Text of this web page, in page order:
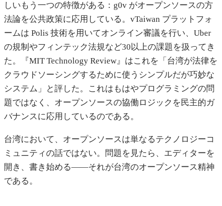
しいもう一つの特徴がある：g0v がオープンソースの方
法論を公共政策に応用している。vTaiwan プラットフォ
ームは Polis 技術を用いてオンライン審議を行い、Uber
の規制やフィンテック法規など30以上の課題を扱ってき
た。『MIT Technology Review』はこれを「台湾が法律を
クラウドソーシングするために使うシンプルだが巧妙な
システム」と評した。これはもはやプログラミングの問
題ではなく、オープンソースの協働ロジックを民主的ガ
バナンスに応用しているのである。
台湾において、オープンソースは単なるテクノロジーコ
ミュニティの話ではない。問題を見たら、エディターを
開き、書き始める——それが台湾のオープンソース精神
である。